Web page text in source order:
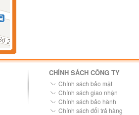
CHÍNH SÁCH CÔNG TY
Chính sách bảo mật
Chính sách giao nhận
Chính sách bảo hành
Chính sách đổi trả hàng